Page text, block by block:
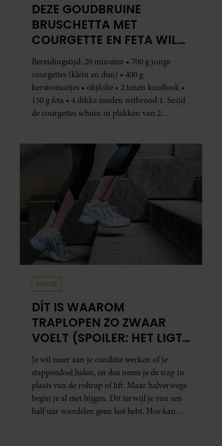
DEZE GOUDBRUINE
BRUSCHETTA MET
COURGETTE EN FETA WIL
JE METEEN MAKEN
Bereidingstijd: 20 minuten • 700 g jonge
courgettes (klein en dun) • 400 g
kerstomaatjes • olijfolie • 2 tenen knoflook •
150 g feta • 4 dikke sneden witbrood 1. Snijd
de courgettes schuin in plakken van 2
SANTE
DÍT IS WAAROM
TRAPLOPEN ZO ZWAAR
VOELT (SPOILER: HET LIGT
NIET AAN JE CONDITIE)
Je wil meer aan je conditie werken of je
stappendoel halen, en dus neem je de trap in
plaats van de roltrap of lift. Maar halverwege
begin je al met hijgen. Dit terwijl je van een
half uur wandelen geen last hebt. Hoe kan